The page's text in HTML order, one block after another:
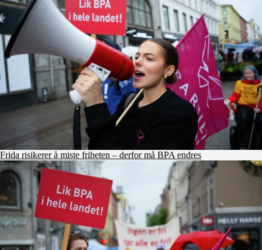
Frida risikerer å miste friheten – derfor må BPA endres